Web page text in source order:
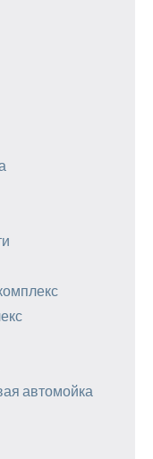
автомойка